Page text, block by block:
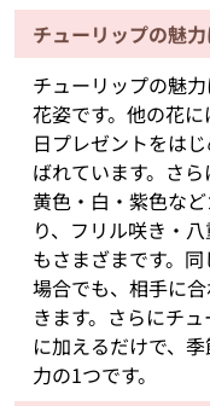
チューリップの魅
チューリップの魅
花姿です。他の花
日プレゼントをは
ばれています。さ
黄色・白・紫色な
り、フリル咲き・
もさまざまです。
場合でも、相手に
きます。さらにチ
に加えるだけで、
力の1つです。